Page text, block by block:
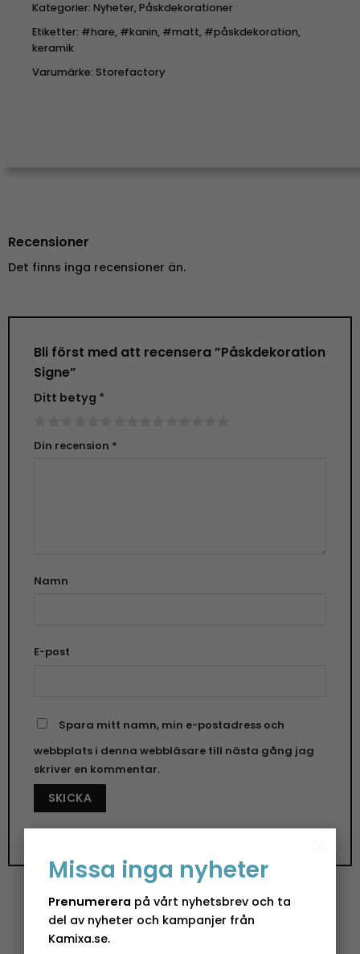
Missa inga nyheter
Prenumerera på vårt nyhetsbrev och ta
del av nyheter och kampanjer från
Kamixa.se.
Kategorier: Nyheter,Påskdekorationer
Etiketter: #hare, #kanin, #matt, #påskdekoration,
keramik
Varumärke: Storefactory
Recensioner
Det finns inga recensioner än.
Bli först med att recensera ”Påskdekoration
Signe”
Ditt betyg *
Din recension *
Namn
E-post
Spara mitt namn, min e-postadress och
webbplats i denna webbläsare till nästa gång jag
skriver en kommentar.
Påskdekoration Signe – 4 x 5 x 8 cm